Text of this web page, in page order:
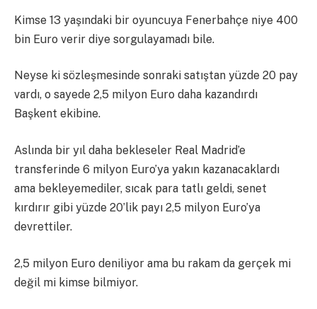
Kimse 13 yaşındaki bir oyuncuya Fenerbahçe niye 400
bin Euro verir diye sorgulayamadı bile.
Neyse ki sözleşmesinde sonraki satıştan yüzde 20 pay
vardı, o sayede 2,5 milyon Euro daha kazandırdı
Başkent ekibine.
Aslında bir yıl daha bekleseler Real Madrid’e
transferinde 6 milyon Euro’ya yakın kazanacaklardı
ama bekleyemediler, sıcak para tatlı geldi, senet
kırdırır gibi yüzde 20’lik payı 2,5 milyon Euro’ya
devrettiler.
2,5 milyon Euro deniliyor ama bu rakam da gerçek mi
değil mi kimse bilmiyor.